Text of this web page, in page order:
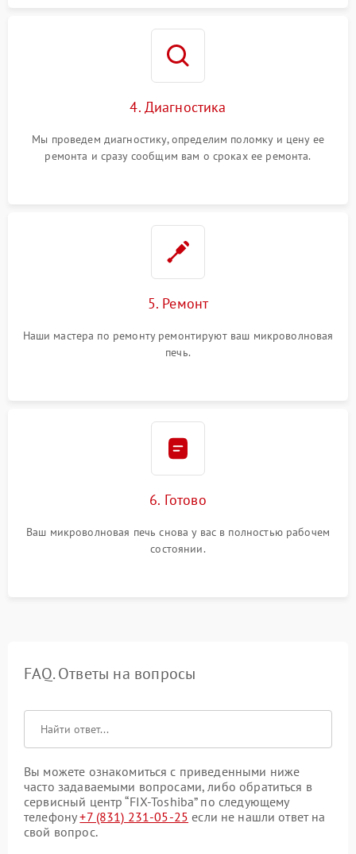
4. Диагностика
Мы проведем диагностику, определим поломку и цену ее
ремонта и сразу сообщим вам о сроках ее ремонта.
5. Ремонт
Наши мастера по ремонту ремонтируют ваш микроволновая
печь.
6. Готово
Ваш микроволновая печь снова у вас в полностью рабочем
состоянии.
FAQ. Ответы на вопросы
Вы можете ознакомиться с приведенными ниже
часто задаваемыми вопросами, либо обратиться в
сервисный центр “FIX-Toshiba” по следующему
телефону+7 (831) 231-05-25 если не нашли ответ на
свой вопрос.